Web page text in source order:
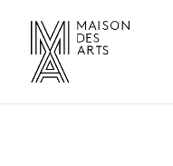
Vendu !